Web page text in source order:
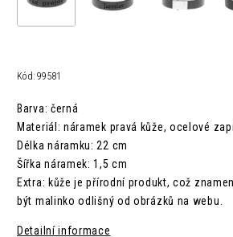
Kód: 99581
Barva: černá
Materiál: náramek pravá kůže, ocelové
Délka náramku: 22 cm
Šířka náramek: 1,5 cm
Extra: kůže je přírodní produkt, což
být malinko odlišný od obrázků na webu.
Detailní informace